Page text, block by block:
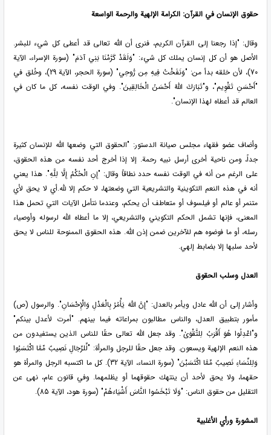
حقوق الإنسان في القرآن: الكرامة الإلهية والرحمة الواسعة
وقال: "إذا رجعنا إلى القرآن الكريم، فنرى أن الله تعالى قد أعطى كل شيء للبشر.
الأصل هو أن كل إنسان يملك كل شيء: "وَلَقَدْ كَرَّمْنَا بَنِي آدَمَ" (سورة الإسراء، الآية
70)، لأن خلقه بدأ من: "وَنَفَخْتُ فِيهِ مِن رُّوحِي" (سورة الحجر، الآية 29)، وخُلق في
"أَحْسَنِ تَقْوِيم"، و"تَبَارَكَ اللَّهُ أَحْسَنُ الْخَالِقِينَ". وفي الوقت نفسه، كل ما كان في
العالم قد أعطاه لهذا الإنسان".
وأضاف عضو فقهاء مجلس صيانة الدستور: "الحقوق التي وضعها الله للإنسان كثيرة
جداً، ومن ناحية أخرى أرسل نبيه رحمة. إلا إذا أخرج أحد نفسه من هذه الحقوق،
على الرغم من أنه في الوقت نفسه حدد نطاقاً وقال: "إِنِ الْحُكْمُ إِلَّا لِلَّهِ". هذا يعني
أنه في هذه النعم التكوينية والتشريعية التي وضعتها، لا حكم إلا لله.أي لا يحق لأي
متنمر أو عالم أو فيلسوف أو متعاطف أن يحكم، وعندما نتأمل الآيات التي تحمل هذا
المعنى، فإنها تشمل الحكم التكويني والتشريعي، إلا ما أعطاه الله لرسوله وأوصياء
رسله، أو ما فوضوه هم للآخرين ضمن إذن الله. هذه الحقوق الممنوحة للناس لا يحق
لأحد سلبها إلا بضابط إلهي.
العدل وسلب الحقوق
وأشار إلى أن الله عادل ويأمر بالعدل: "إِنَّ اللَّهَ یَأْمُرُ بِالْعَدْلِ وَالْإِحْسَانِ". والرسول (ص)
مأمور بتطبيق العدل، والناس مطالبون بمراعاته فيما بينهم. "أمرت لأعدل بينكم"
و"اعْدِلُوا هُوَ أَقْرَبُ لِلتَّقْوَىٰ". وقد جعل الله تعالى حقًا للناس الذين يستفيدون من
هذه النعم الإلهية ويسعون. وقد جعل حقًا للرجل والمرأة: "لِّلرِّجَالِ نَصِیبٌ مِّمَّا اکْتَسَبُوا
وَلِلنِّسَاءِ نَصِیبٌ مِّمَّا اکْتَسَبْنَ" (سورة النساء، الآية 32). كل ما اكتسبه الرجل والمرأة هو
حقهما، ولا يحق لأحد أن ينتهك حقوقهما أو يظلمهما. وفي قانون عام، نهى عن
التقليل من حقوق الناس: "وَلَا تَبْخَسُوا النَّاسَ أَشْیَاءَهُمْ" (سورة هود، الآية 85).
المشورة ورأي الأغلبية